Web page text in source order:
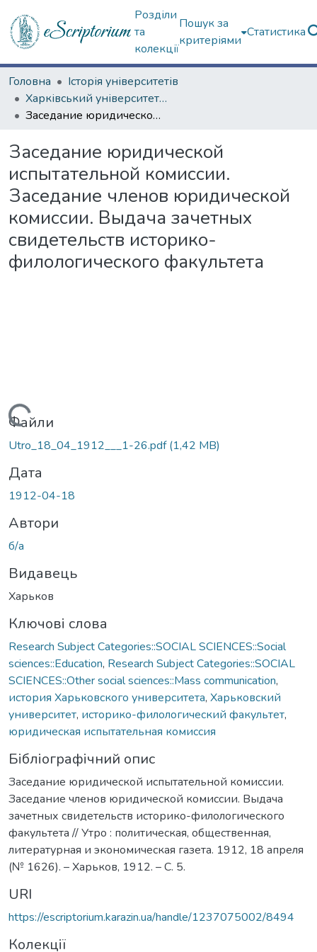
Розділи
та
колекції
Пошук за
критеріями
Статистика
Головна
Історія університетів
Харківський університет (сторінками періодичних видань)
Заседание юридической испытательной комиссии. Заседание членов юридической комиссии. Выдача зачетных свидетельств историко-филологического факультета
Заседание юридической
испытательной комиссии.
Заседание членов юридической
комиссии. Выдача зачетных
свидетельств историко-
филологического факультета
Вантажиться...
Файли
Utro_18_04_1912___1-26.pdf(1,42 MB)
Дата
1912-04-18
Автори
б/а
Видавець
Харьков
Ключові слова
Research Subject Categories::SOCIAL SCIENCES::Social
sciences::Education, Research Subject Categories::SOCIAL
SCIENCES::Other social sciences::Mass communication,
история Харьковского университета, Харьковский
университет, историко-филологический факультет,
юридическая испытательная комиссия
Бібліографічний опис
Заседание юридической испытательной комиссии.
Заседание членов юридической комиссии. Выдача
зачетных свидетельств историко-филологического
факультета // Утро : политическая, общественная,
литературная и экономическая газета. 1912, 18 апреля
(№ 1626). – Харьков, 1912. – С. 5.
URI
https://escriptorium.karazin.ua/handle/1237075002/8494
Колекції